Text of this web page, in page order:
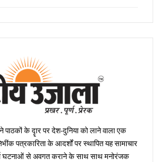
पाठकों के दॄार पर देश-दुनिया को लाने वाला एक
पत्रकारिता के आदर्शों पर स्थापित यह सामाचार
घटनाओं से अवगत कराने के साथ साथ मनोरंजक